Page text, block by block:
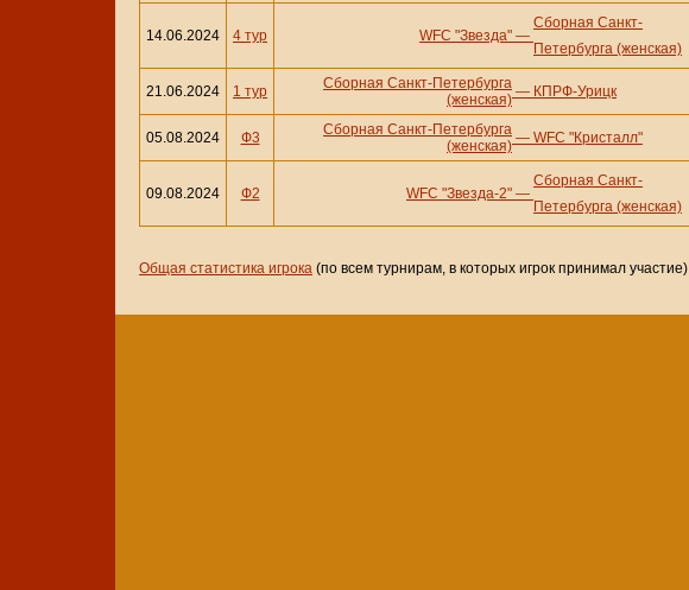
14.06.2024 4 тур WFC "Звезда" —
Сборная Санкт-
Петербурга (женская)
21.06.2024 1 тур
Сборная Санкт-Петербурга
(женская) — КПРФ-Урицк
05.08.2024 Ф3
Сборная Санкт-Петербурга
(женская) — WFC "Кристалл"
09.08.2024 Ф2 WFC "Звезда-2" —
Сборная Санкт-
Петербурга (женская)
Общая статистика игрока (по всем турнирам, в которых игрок принимал участие)